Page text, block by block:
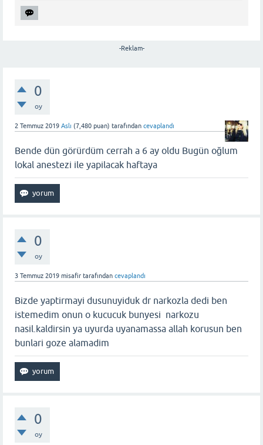
-Reklam-
0
oy
2 Temmuz 2019 Aslı (7,480 puan) tarafından cevaplandı
Bende dün görürdüm cerrah a 6 ay oldu Bugün oğlum
lokal anestezi ile yapilacak haftaya
0
oy
3 Temmuz 2019 misafir tarafından cevaplandı
Bizde yaptirmayi dusunuyiduk dr narkozla dedi ben
istemedim onun o kucucuk bunyesi narkozu
nasil.kaldirsin ya uyurda uyanamassa allah korusun ben
bunlari goze alamadim
0
oy